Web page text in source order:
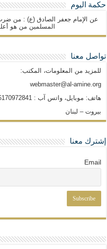
حكمة اليوم
عن الإمام جعفر الصادق (ع) : من
المسلمين من هو
تواصل معنا
للمزيد من المعلومات، المكتب:
webmaster@al-amine.org
هاتف: موبايل، واتس آب : 0096170972841
بيروت – لبنان
إشترك معنا
Email